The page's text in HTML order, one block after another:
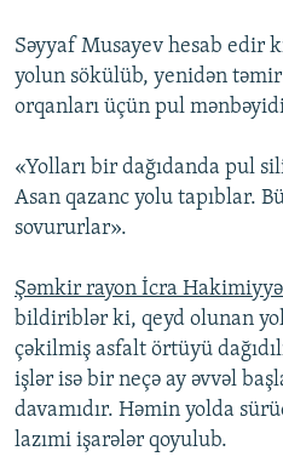
Səyyaf Musayev hesab edir
yolun sökülüb, yenidən
orqanları üçün pul
«Yolları bir dağıdanda pul
Asan qazanc yolu tapıblar.
sovururlar».
Şəmkir rayon İcra
bildiriblər ki, qeyd olunan
çəkilmiş asfalt örtüyü
işlər isə bir neçə ay əvvəl
davamıdır. Həmin yolda
lazımi işarələr qoyulub.